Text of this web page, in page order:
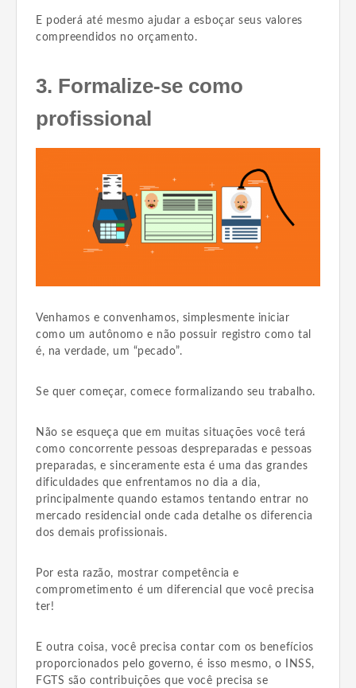
E poderá até mesmo ajudar a esboçar seus valores
compreendidos no orçamento.
3. Formalize-se como
profissional
Venhamos e convenhamos, simplesmente iniciar
como um autônomo e não possuir registro como tal
é, na verdade, um “pecado”.
Se quer começar, comece formalizando seu trabalho.
Não se esqueça que em muitas situações você terá
como concorrente pessoas despreparadas e pessoas
preparadas, e sinceramente esta é uma das grandes
dificuldades que enfrentamos no dia a dia,
principalmente quando estamos tentando entrar no
mercado residencial onde cada detalhe os diferencia
dos demais profissionais.
Por esta razão, mostrar competência e
comprometimento é um diferencial que você precisa
ter!
E outra coisa, você precisa contar com os benefícios
proporcionados pelo governo, é isso mesmo, o INSS,
FGTS são contribuições que você precisa se